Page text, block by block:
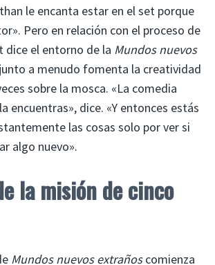
le encanta estar en el set porque
Pero en relación con el proceso de
dice el entorno de la Mundos nuevos
a menudo fomenta la creatividad
sobre la mosca. «La comedia
encuentras», dice. «Y entonces estás
las cosas solo por ver si
algo nuevo».
la misión de cinco
Mundos nuevos extrañoscomienza